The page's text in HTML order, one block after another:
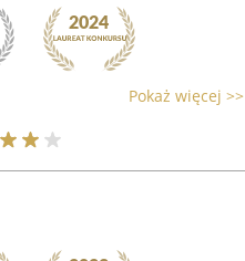
Pokaż więcej >>